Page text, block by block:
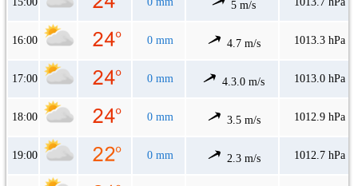
5 m/s
16:00 0 mm 4.7 m/s 1013.3 hPa
17:00 0 mm 4.3.0 m/s 1013.0 hPa
18:00 0 mm 3.5 m/s 1012.9 hPa
19:00 0 mm 2.3 m/s 1012.7 hPa